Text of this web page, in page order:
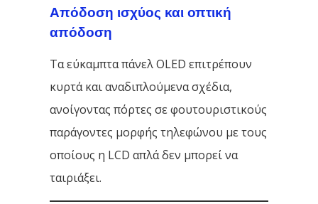
Απόδοση ισχύος και οπτική
απόδοση
Τα εύκαμπτα πάνελ OLED επιτρέπουν
κυρτά και αναδιπλούμενα σχέδια,
ανοίγοντας πόρτες σε φουτουριστικούς
παράγοντες μορφής τηλεφώνου με τους
οποίους η LCD απλά δεν μπορεί να
ταιριάξει.